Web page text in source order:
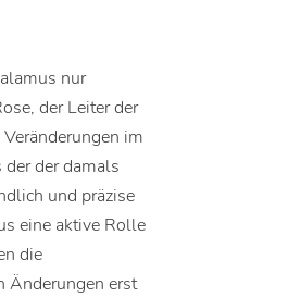
nur
der Leiter der
im
der damals
und präzise
eine aktive Rolle
die
Änderungen erst